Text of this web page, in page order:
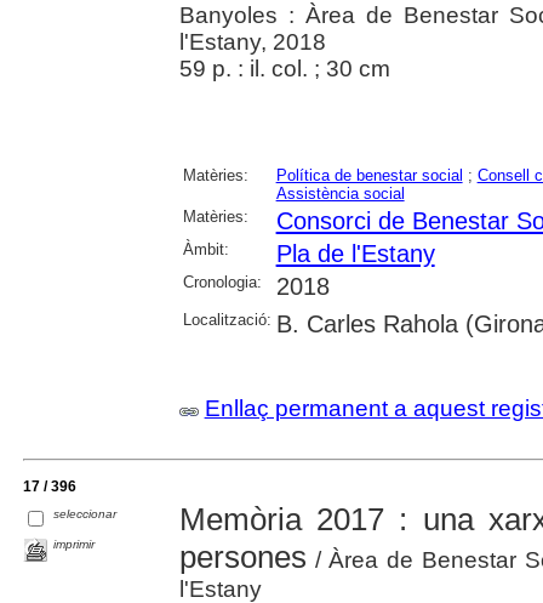
Banyoles : Àrea de Benestar
l'Estany, 2018
59 p. : il. col. ; 30 cm
Matèries: Política de benestar social ; Consell
Assistència social
Matèries:
Consorci de Benestar
Àmbit: Pla de l'Estany
Cronologia: 2018
Localització: B. Carles Rahola
Enllaç permanent a aquest
17 / 396
seleccionar
imprimir
Memòria 2017 : una
persones / Àrea de Benestar
l'Estany